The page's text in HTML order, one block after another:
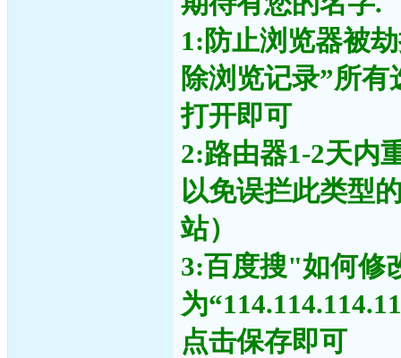
1:防止浏览器被
除浏览记录”所
打开即可
2:路由器1-2天内
以免误拦此类型
站）
3:百度搜"如何修
为
点击保存即可